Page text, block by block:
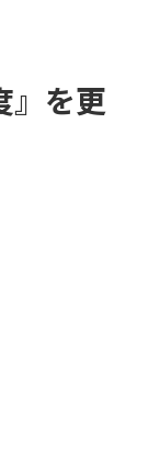
』を更